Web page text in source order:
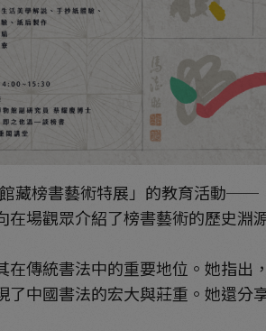
榜書藝術特展」的教育活動──
場觀眾介紹了榜書藝術的歷史
統書法中的重要地位。她指出
中國書法的宏大與莊重。她還